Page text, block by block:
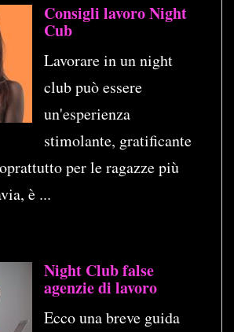
Consigli lavoro Night
Cub
Lavorare in un night
club può essere
un'esperienza
stimolante, gratificante
per le ragazze più
è ...
Night Club false
agenzie di lavoro
Ecco una breve guida